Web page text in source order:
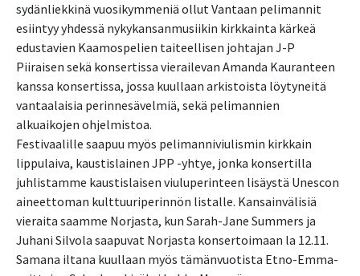
sydänliekkinä vuosikymmeniä ollut Vantaan pelimannit
esiintyy yhdessä nykykansanmusiikin kirkkainta kärkeä
edustavien Kaamospelien taiteellisen johtajan J-P
Piiraisen sekä konsertissa vierailevan Amanda Kauranteen
kanssa konsertissa, jossa kuullaan arkistoista löytyneitä
vantaalaisia perinnesävelmiä, sekä pelimannien
alkuaikojen ohjelmistoa.
Festivaalille saapuu myös pelimanniviulismin kirkkain
lippulaiva, kaustislainen JPP -yhtye, jonka konsertilla
juhlistamme kaustislaisen viuluperinteen lisäystä Unescon
aineettoman kulttuuriperinnön listalle. Kansainvälisiä
vieraita saamme Norjasta, kun Sarah-Jane Summers ja
Juhani Silvola saapuvat Norjasta konsertoimaan la 12.11.
Samana iltana kuullaan myös tämänvuotista Etno-Emma-